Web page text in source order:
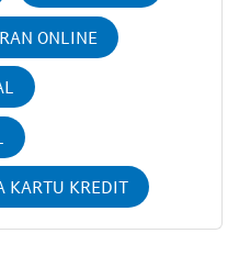
ONLINE
KARTU KREDIT